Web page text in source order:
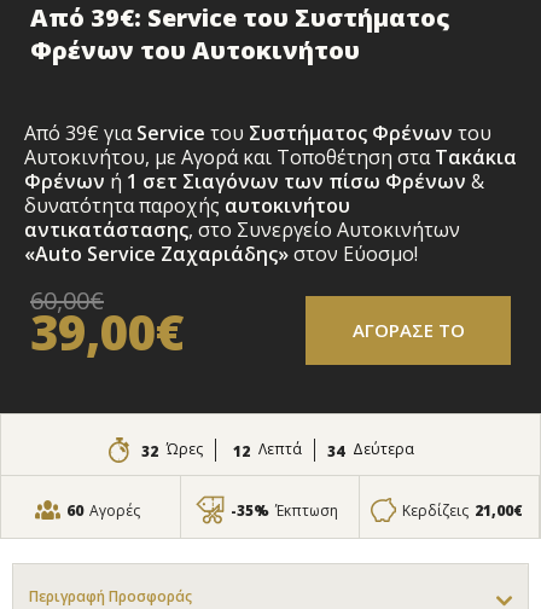
Από 39€: Service του Συστήματος
Φρένων του Αυτοκινήτου
Από 39€ γιαService του Συστήματος Φρένων του
Αυτοκινήτου, με Αγορά και Τοποθέτηση σταΤακάκια
Φρένων ή 1 σετ Σιαγόνων των πίσω Φρένων &
δυνατότητα παροχής αυτοκινήτου
αντικατάστασης, στο Συνεργείο Αυτοκινήτων
«Auto Service Ζαχαριάδης»στον Εύοσμο!
60,00€
39,00€ ΑΓΟΡΑΣΕ ΤΟ
32 Ώρες 12 Λεπτά 33 Δεύτερα
60 Αγορές -35% Έκπτωση Κερδίζεις 21,00€
Περιγραφή Προσφοράς